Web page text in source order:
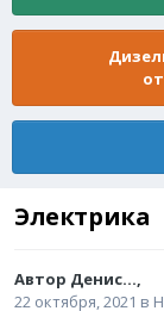
Электрика
Автор Денис...,
22 октября, 2021 в